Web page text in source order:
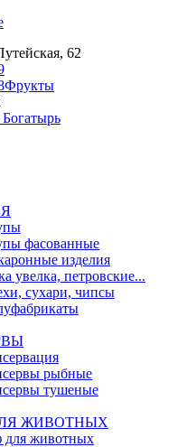
62
Фрукты
фасованные
изделия
увелка, петровские...
сухари, чипсы
рыбные
тушеные
ЖИВОТНЫХ
животных